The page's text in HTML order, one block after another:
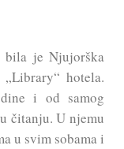
bila je Njujorška
hotela.
i od samog
čitanju. U njemu
u svim sobama i